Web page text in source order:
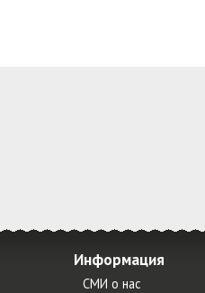
Информация
СМИ о нас